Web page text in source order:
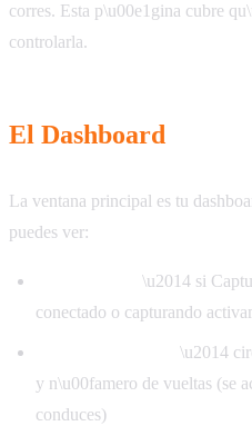
corres. Esta p\u00e1gina cubre
controlarla.
El Dashboard
La ventana principal es tu
puedes ver:
\u2014 si
conectado o capturando
\u2014
y n\u00famero de vueltas (se
conduces)